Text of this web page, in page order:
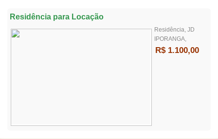
Residência para Locação
Residência, JD
IPORANGA,
R$ 1.100,00